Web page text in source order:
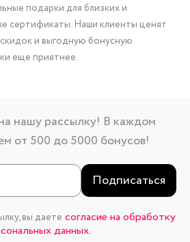
подарки для близких и
сертификаты. Наши клиенты ценят
и выгодную бонусную
еще приятнее.
нашу рассылку! В каждом
от 500 до 5000 бонусов!
Подписаться
вы даете согласие на обработку
данных.